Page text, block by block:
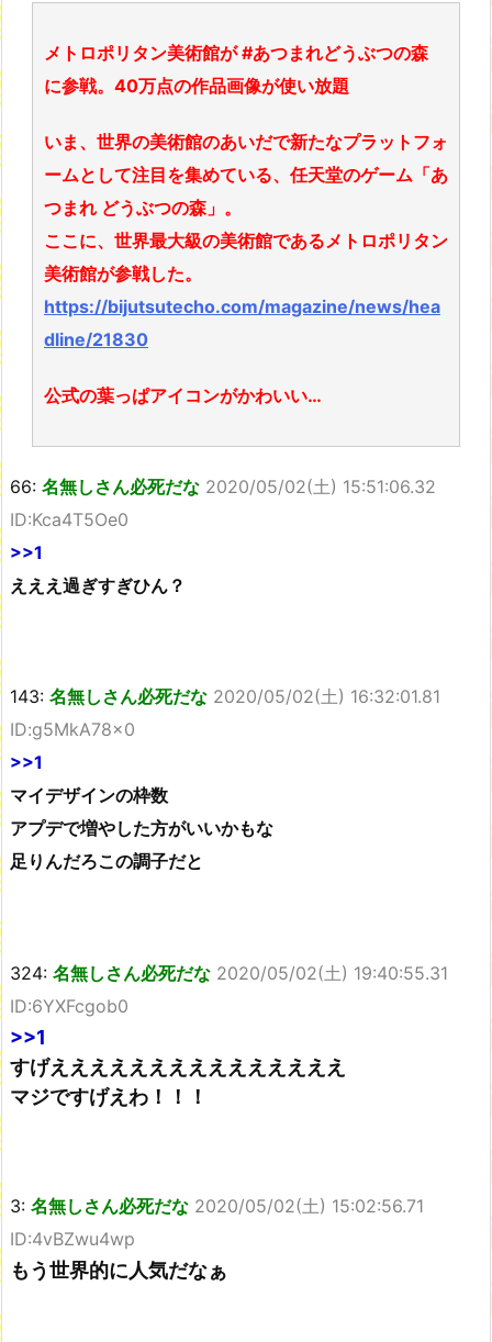
メトロポリタン美術館が #あつまれどうぶつの森
に参戦。40万点の作品画像が使い放題
いま、世界の美術館のあいだで新たなプラットフォ
ームとして注目を集めている、任天堂のゲーム「あ
つまれ どうぶつの森」。
ここに、世界最大級の美術館であるメトロポリタン
美術館が参戦した。
https://bijutsutecho.com/magazine/news/hea
dline/21830
公式の葉っぱアイコンがかわいい…
66: 名無しさん必死だな 2020/05/02(土) 15:51:06.32
ID:Kca4T5Oe0
>>1
えええ過ぎすぎひん？
143: 名無しさん必死だな 2020/05/02(土) 16:32:01.81
ID:g5MkA78x0
>>1
マイデザインの枠数
アプデで増やした方がいいかもな
足りんだろこの調子だと
324: 名無しさん必死だな 2020/05/02(土) 19:40:55.31
ID:6YXFcgob0
>>1
すげえええええええええええええええ
マジですげえわ！！！
3: 名無しさん必死だな 2020/05/02(土) 15:02:56.71
ID:4vBZwu4wp
もう世界的に人気だなぁ